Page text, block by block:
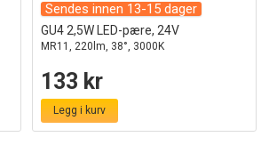
Sendes innen 13-15 dager
GU4 2,5W LED-pære, 24V
MR11, 220lm, 38°, 3000K
133 kr
Legg i kurv